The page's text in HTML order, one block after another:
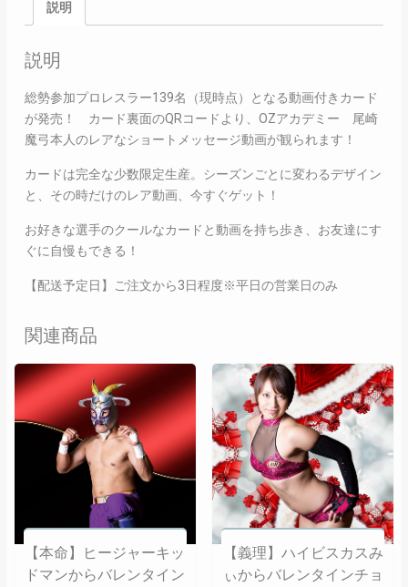
説明
説明
総勢参加プロレスラー139名（現時点）となる動画付きカード
が発売！ カード裏面のQRコードより、OZアカデミー 尾崎
魔弓本人のレアなショートメッセージ動画が観られます！
カードは完全な少数限定生産。シーズンごとに変わるデザイン
と、その時だけのレア動画、今すぐゲット！
お好きな選手のクールなカードと動画を持ち歩き、お友達にす
ぐに自慢もできる！
【配送予定日】ご注文から3日程度※平日の営業日のみ
関連商品
【本命】ヒージャーキッ
ドマンからバレンタイン
【義理】ハイビスカスみ
ぃからバレンタインチョ